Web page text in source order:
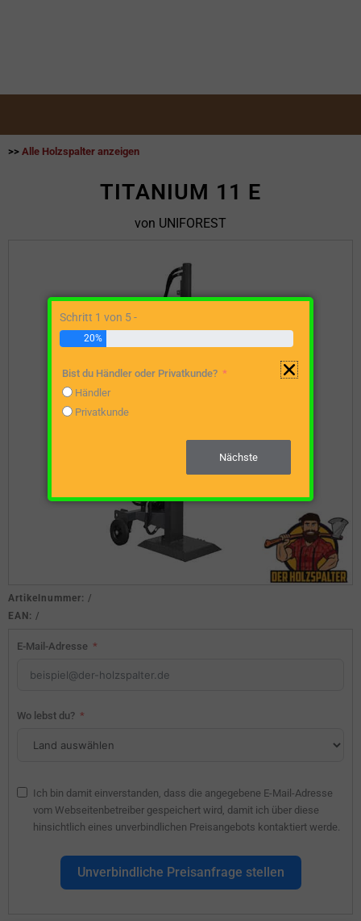
>> Alle Holzspalter anzeigen
TITANIUM 11 E
von UNIFOREST
Artikelnummer: /
EAN: /
E-Mail-Adresse
Wo lebst du?
Ich bin damit einverstanden, dass die angegebene E-Mail-Adresse
vom Webseitenbetreiber gespeichert wird, damit ich über diese
hinsichtlich eines unverbindlichen Preisangebots kontaktiert werde.
Unverbindliche Preisanfrage stellen
Schritt 1 von 5 -
20%
Bist du Händler oder Privatkunde?
Händler
Privatkunde
Nächste